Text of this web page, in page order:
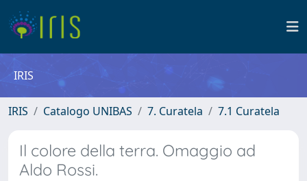
IRIS
IRIS Catalogo UNIBAS 7. Curatela 7.1 Curatela
Il colore della terra. Omaggio ad
Aldo Rossi.